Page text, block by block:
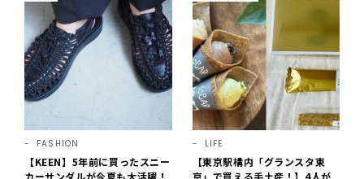
FASHION
【KEEN】5年前に買ったスニー
カーサンダルが今夏も大活躍！
LIFE
【東京駅構内「グランスタ東
京」で買える手土産！】4人が